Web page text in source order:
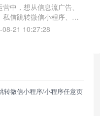
中，想从信息流广告、
私信跳转微信小程序、小
页面或获取小程序码，由
08-21 10:27:28
转微信小程序/小程序任意页